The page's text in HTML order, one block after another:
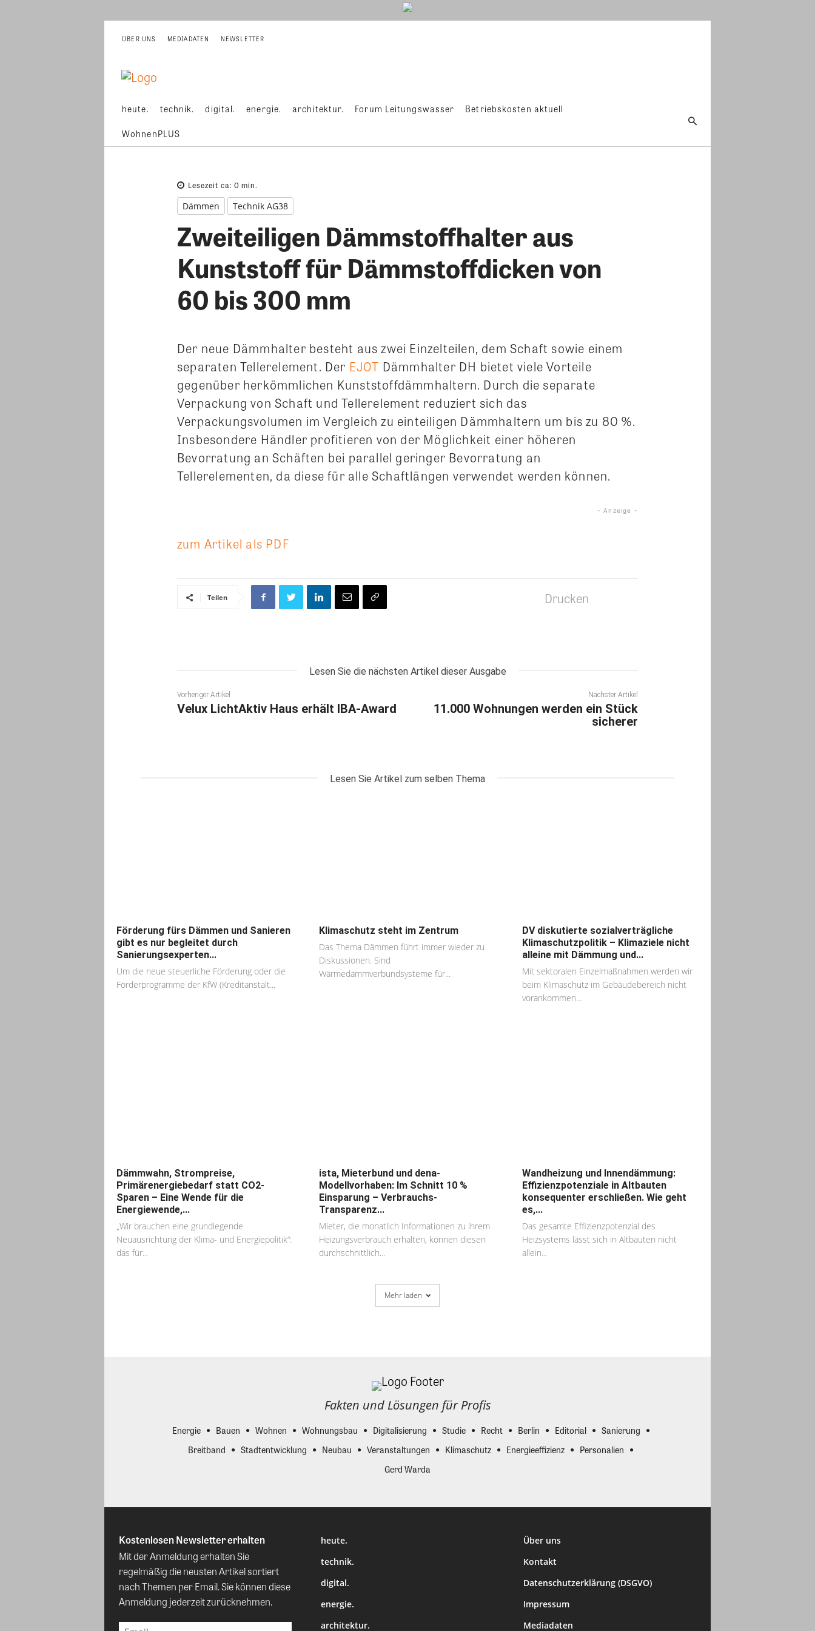
ÜBER UNS MEDIADATEN NEWSLETTER
heute. technik. digital. energie. architektur. Forum Leitungswasser Betriebskosten aktuell
WohnenPLUS
Lesezeit ca: 0 min.
Dämmen Technik AG38
Zweiteiligen Dämmstoffhalter aus
Kunststoff für Dämmstoffdicken von
60 bis 300 mm
Der neue Dämmhalter besteht aus zwei Einzelteilen, dem Schaft sowie einem
separaten Tellerelement. Der EJOT Dämmhalter DH bietet viele Vorteile
gegenüber herkömmlichen Kunststoffdämmhaltern. Durch die separate
Verpackung von Schaft und Tellerelement reduziert sich das
Verpackungsvolumen im Vergleich zu einteiligen Dämmhaltern um bis zu 80 %.
Insbesondere Händler profitieren von der Möglichkeit einer höheren
Bevorratung an Schäften bei parallel geringer Bevorratung an
Tellerelementen, da diese für alle Schaftlängen verwendet werden können.
- Anzeige -
zum Artikel als PDF
Teilen Drucken
Lesen Sie die nächsten Artikel dieser Ausgabe
Vorheriger Artikel
Velux LichtAktiv Haus erhält IBA-Award
Nächster Artikel
11.000 Wohnungen werden ein Stück
sicherer
Lesen Sie Artikel zum selben Thema
Förderung fürs Dämmen und Sanieren
gibt es nur begleitet durch
Sanierungsexperten...
Um die neue steuerliche Förderung oder die
Förderprogramme der KfW (Kreditanstalt...
Klimaschutz steht im Zentrum
Das Thema Dämmen führt immer wieder zu
Diskussionen. Sind
Wärmedämmverbundsysteme für...
DV diskutierte sozialverträgliche
Klimaschutzpolitik – Klimaziele nicht
alleine mit Dämmung und...
Mit sektoralen Einzelmaßnahmen werden wir
beim Klimaschutz im Gebäudebereich nicht
vorankommen...
Dämmwahn, Strompreise,
Primärenergiebedarf statt CO2-
Sparen – Eine Wende für die
Energiewende,...
„Wir brauchen eine grundlegende
Neuausrichtung der Klima- und Energiepolitik“:
das für...
ista, Mieterbund und dena-
Modellvorhaben: Im Schnitt 10 %
Einsparung – Verbrauchs-
Transparenz...
Mieter, die monatlich Informationen zu ihrem
Heizungsverbrauch erhalten, können diesen
durchschnittlich...
Wandheizung und Innendämmung:
Effizienzpotenziale in Altbauten
konsequenter erschließen. Wie geht
es,...
Das gesamte Effizienzpotenzial des
Heizsystems lässt sich in Altbauten nicht
allein...
Mehr laden
Fakten und Lösungen für Profis
Energie Bauen Wohnen Wohnungsbau Digitalisierung Studie Recht Berlin Editorial
Sanierung
Breitband
Stadtentwicklung Neubau Veranstaltungen Klimaschutz Energieeffizienz
Personalien
Gerd Warda
Kostenlosen Newsletter erhalten
Mit der Anmeldung erhalten Sie
regelmäßig die neusten Artikel sortiert
nach Themen per Email. Sie können diese
Anmeldung jederzeit zurücknehmen.
heute.
technik.
digital.
energie.
architektur.
Über uns
Kontakt
Datenschutzerklärung (DSGVO)
Impressum
Mediadaten